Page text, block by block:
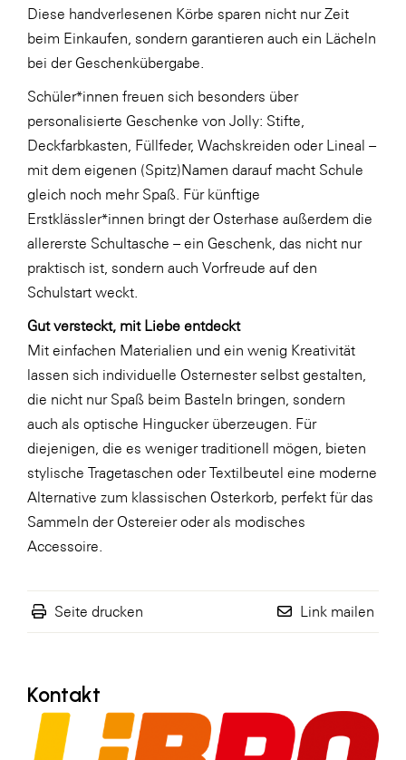
SKINUANCE®
Somfy
Sony DADC
SPIEGLTEC
STIHL Tirol
Trend Micro
TAG GmbH
VALETTA
Verband Druck Medien Österreich
Wirtschaftskammer Salzburg
WKS Fachgruppe Fahrzeughandel und
Fahrzeugtechnik
WKS Fachgruppe Finanzdienstleister
WK UBIT
Zühlke
Media
Diese handverlesenen Körbe sparen nicht nur Zeit
beim Einkaufen, sondern garantieren auch ein Lächeln
bei der Geschenkübergabe.
Schüler*innen freuen sich besonders über
personalisierte Geschenke von Jolly: Stifte,
Deckfarbkasten, Füllfeder, Wachskreiden oder Lineal –
mit dem eigenen (Spitz)Namen darauf macht Schule
gleich noch mehr Spaß. Für künftige
Erstklässler*innen bringt der Osterhase außerdem die
allererste Schultasche – ein Geschenk, das nicht nur
praktisch ist, sondern auch Vorfreude auf den
Schulstart weckt.
Gut versteckt, mit Liebe entdeckt
Mit einfachen Materialien und ein wenig Kreativität
lassen sich individuelle Osternester selbst gestalten,
die nicht nur Spaß beim Basteln bringen, sondern
auch als optische Hingucker überzeugen. Für
diejenigen, die es weniger traditionell mögen, bieten
stylische Tragetaschen oder Textilbeutel eine moderne
Alternative zum klassischen Osterkorb, perfekt für das
Sammeln der Ostereier oder als modisches
Accessoire.
Seite drucken Link mailen
Kontakt